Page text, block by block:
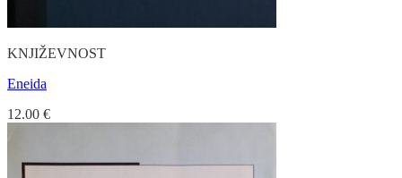
KNJIŽEVNOST
Eneida
12.00 €